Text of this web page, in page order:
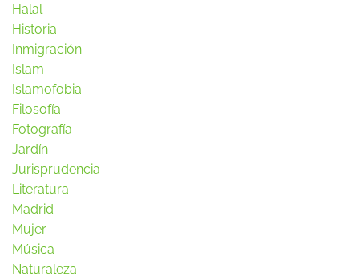
Halal
Historia
Inmigración
Islam
Islamofobia
Filosofía
Fotografía
Jardín
Jurisprudencia
Literatura
Madrid
Mujer
Música
Naturaleza